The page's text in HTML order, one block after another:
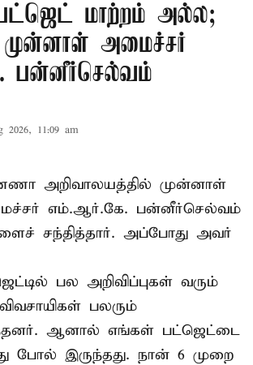
மாற்றம் அல்ல;
முன்னாள் அமைச்சர்
பன்னீர்செல்வம்
2026, 11:09 am
அறிவாலயத்தில் முன்னாள்
எம்.ஆர்.கே. பன்னீர்செல்வம்
சந்தித்தார். அப்போது அவர்
பல அறிவிப்புகள் வரும்
பலரும்
ஆனால் எங்கள் பட்ஜெட்டை
போல் இருந்தது. நான் 6 முறை